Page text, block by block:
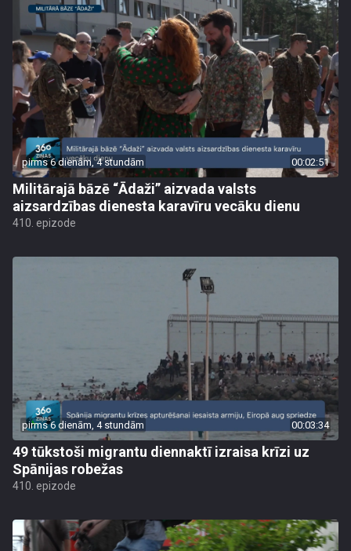
pirms 6 dienām, 4 stundām 00:02:51
Militārajā bāzē “Ādaži” aizvada valsts
aizsardzības dienesta karavīru vecāku dienu
410. epizode
pirms 6 dienām, 4 stundām 00:03:34
49 tūkstoši migrantu diennaktī izraisa krīzi uz
Spānijas robežas
410. epizode